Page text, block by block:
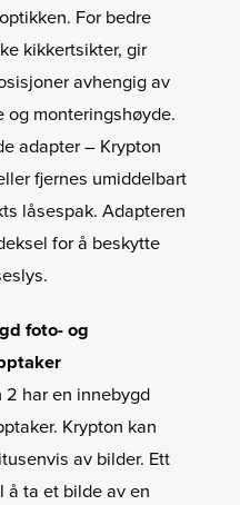
For bedre
kikkertsikter, gir
avhengig av
og monteringshøyde.
adapter – Krypton
fjernes umiddelbart
låsespak. Adapteren
for å beskytte
foto- og
2 har en innebygd
Krypton kan
av bilder. Ett
å ta et bilde av en